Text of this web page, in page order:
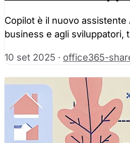
Copilot è il nuovo
business e agli sviluppatori,
10 set 2025 · office365-